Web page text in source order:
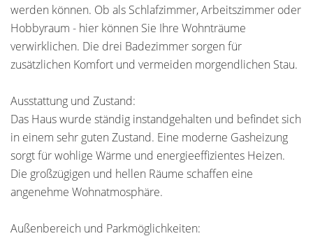
werden können. Ob als Schlafzimmer, Arbeitszimmer oder
Hobbyraum - hier können Sie Ihre Wohnträume
verwirklichen. Die drei Badezimmer sorgen für
zusätzlichen Komfort und vermeiden morgendlichen Stau.
Ausstattung und Zustand:
Das Haus wurde ständig instandgehalten und befindet sich
in einem sehr guten Zustand. Eine moderne Gasheizung
sorgt für wohlige Wärme und energieeffizientes Heizen.
Die großzügigen und hellen Räume schaffen eine
angenehme Wohnatmosphäre.
Außenbereich und Parkmöglichkeiten: